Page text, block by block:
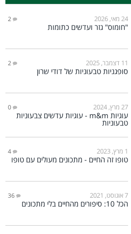
24 מאי, 2026 2
"חומוס" גזר ועדשים כתומות
11 דצמבר, 2025 2
סופגניות טבעוניות של דודי שרון
27 מרץ, 2024 0
עוגיות m&m - עוגיות עדשים צבעוניות
טבעוניות
1 מרץ, 2023 4
טופו זה החיים - מתכונים מעולים עם טופו
7 אוגוסט, 2021 36
הכל 10: סיפורים מהחיים בלי מתכונים